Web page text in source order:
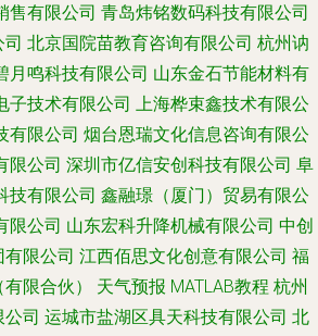
售有限公司 青岛炜铭数码科技有限公司
北京国院苗教育咨询有限公司 杭州讷
月鸣科技有限公司 山东金石节能材料有
子技术有限公司 上海桦束鑫技术有限公
有限公司 烟台恩瑞文化信息咨询有限公
限公司 深圳市亿信安创科技有限公司 阜
技有限公司 鑫融璟（厦门）贸易有限公
限公司 山东宏科升降机械有限公司 中创
限公司 江西佰思文化创意有限公司 福
限合伙）
天气预报 MATLAB教程 杭州
司 运城市盐湖区具天科技有限公司 北